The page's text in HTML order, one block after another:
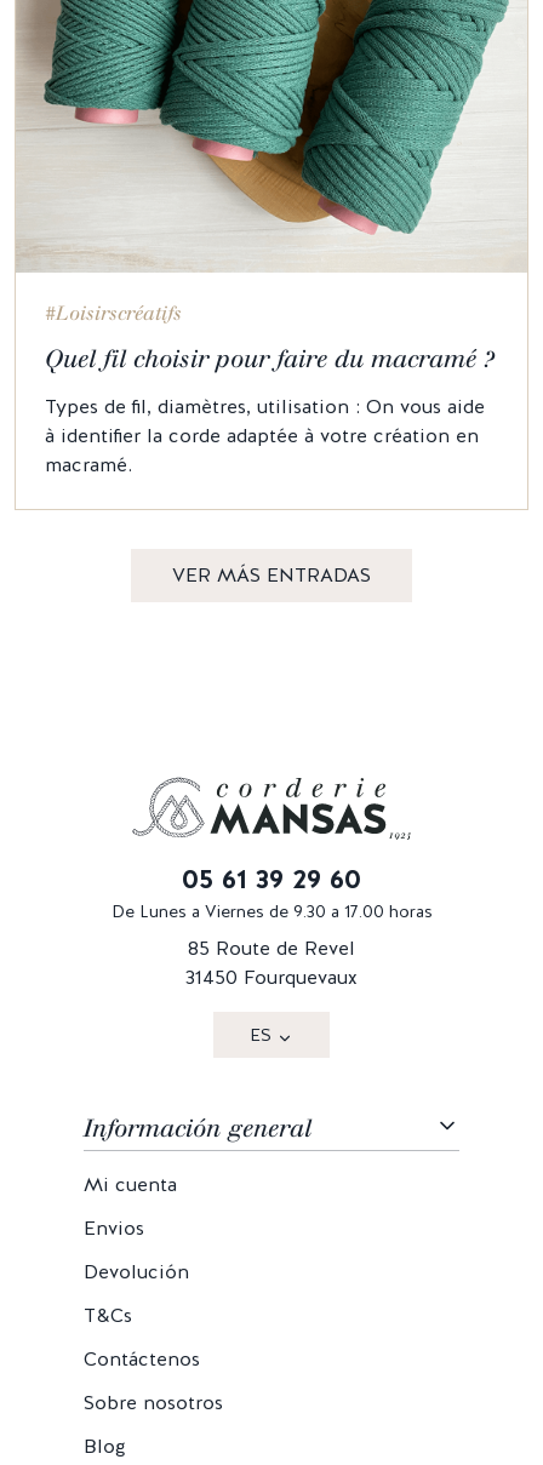
#Loisirscréatifs
Quel fil choisir pour faire du macramé ?
Types de fil, diamètres, utilisation : On vous aide
à identifier la corde adaptée à votre création en
macramé.
VER MÁS ENTRADAS
05 61 39 29 60
De Lunes a Viernes de 9.30 a 17.00 horas
85 Route de Revel
31450 Fourquevaux
ES
Información general
Mi cuenta
Envios
Devolución
T&Cs
Contáctenos
Sobre nosotros
Blog